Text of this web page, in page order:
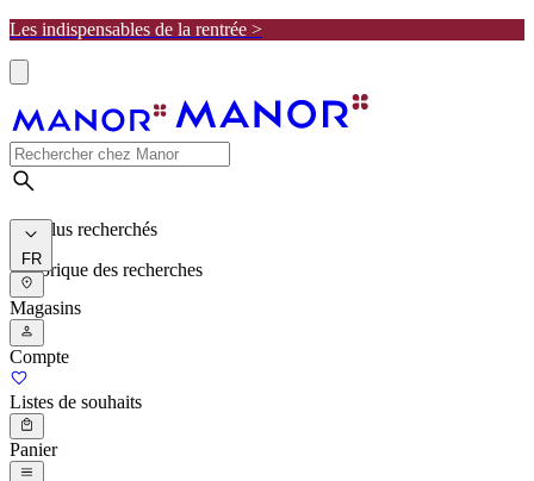
Les indispensables de la rentrée >
Les plus recherchés
Historique des recherches
FR
Magasins
Compte
Listes de souhaits
Panier